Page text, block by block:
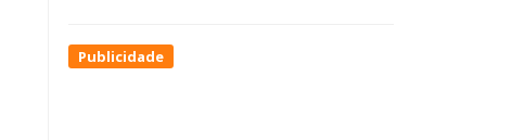
Publicidade